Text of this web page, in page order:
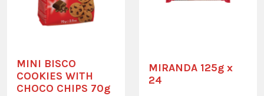
MINI BISCO
COOKIES WITH
CHOCO CHIPS 70g
MIRANDA 125g x
24